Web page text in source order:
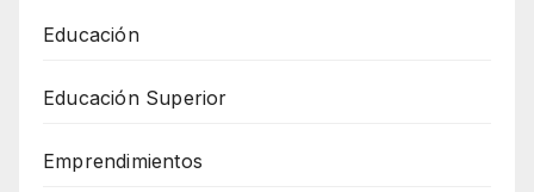
Educación
Educación Superior
Emprendimientos